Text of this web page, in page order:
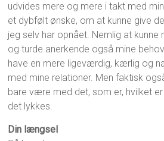
udvides mere og mere i takt med
et dybfølt ønske, om at kunne give
jeg selv har opnået. Nemlig at
og turde anerkende også mine
have en mere ligeværdig, kærlig og
med mine relationer. Men faktisk
bare være med det, som er, hvilket
det lykkes.
Din længsel